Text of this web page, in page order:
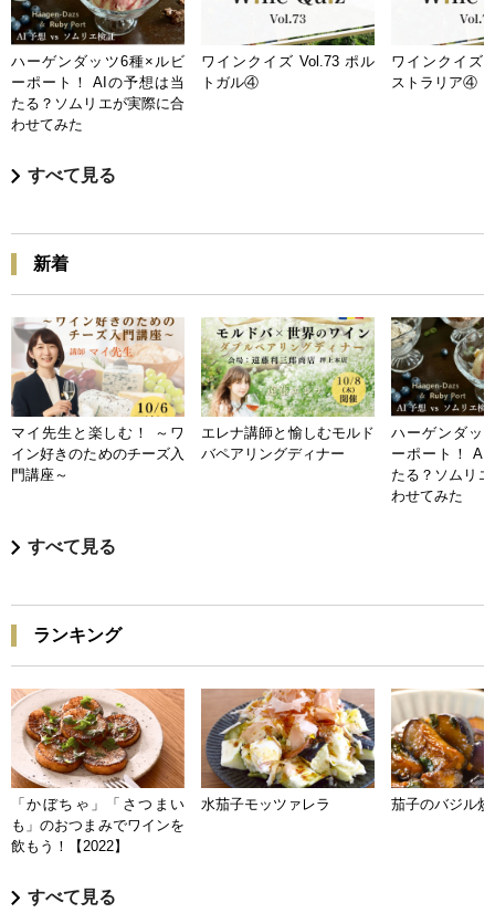
ハーゲンダッツ6種×ルビ
ーポート！ AIの予想は当
たる？ソムリエが実際に合
わせてみた
ワインクイズ Vol.73 ポル
トガル④
ワインクイズ
ストラリア④
すべて見る
新着
マイ先生と楽しむ！ ～ワ
イン好きのためのチーズ入
門講座～
エレナ講師と愉しむモルド
バペアリングディナー
ハーゲンダッ
ーポート！ AI
たる？ソムリ
わせてみた
すべて見る
ランキング
「かぼちゃ」「さつまい
も」のおつまみでワインを
飲もう！【2022】
水茄子モッツァレラ 茄子のバジル炒
すべて見る